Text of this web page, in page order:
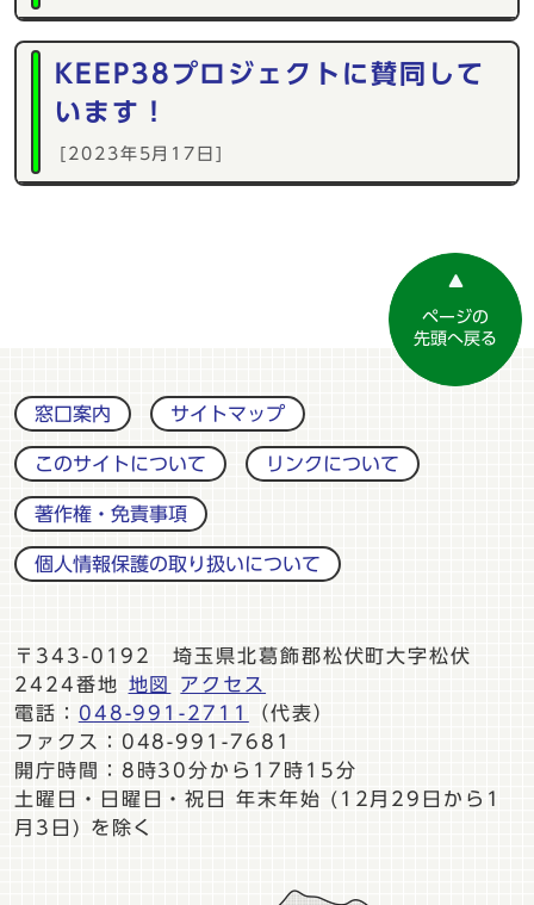
KEEP38プロジェクトに賛同して
います！
[2023年5月17日]
ページの
先頭へ戻る
窓口案内 サイトマップ
このサイトについて リンクについて
著作権・免責事項
個人情報保護の取り扱いについて
〒343-0192 埼玉県北葛飾郡松伏町大字松伏
2424番地
地図
アクセス
電話： 048-991-2711
（代表）
ファクス：048-991-7681
開庁時間：8時30分から17時15分
土曜日・日曜日・祝日 年末年始 (12月29日から1
月3日) を除く